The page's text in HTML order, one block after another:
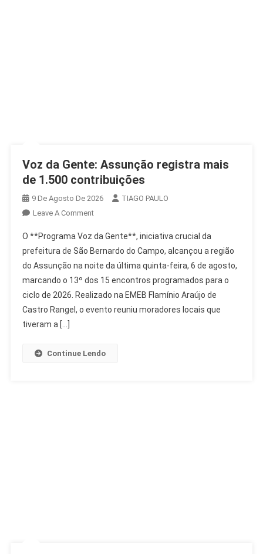
Voz da Gente: Assunção registra mais
de 1.500 contribuições
9 De Agosto De 2026
TIAGO PAULO
Leave A CommentOn
Da
Gente:
Assunção
Registra
Mais
De
O **Programa Voz da Gente**, iniciativa crucial da
prefeitura de São Bernardo do Campo, alcançou a região
do Assunção na noite da última quinta-feira, 6 de agosto,
marcando o 13º dos 15 encontros programados para o
ciclo de 2026. Realizado na EMEB Flamínio Araújo de
Castro Rangel, o evento reuniu moradores locais que
tiveram a […]
Continue Lendo